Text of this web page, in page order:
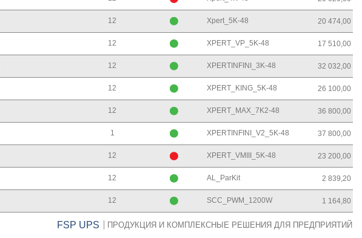
12 Xpert_5K-48 20 474,00
12 XPERT_VP_5K-48 17 510,00
12 XPERTINFINI_3K-48 32 032,00
12 XPERT_KING_5K-48 26 100,00
12 XPERT_MAX_7K2-48 36 800,00
1 XPERTINFINI_V2_5K-48 37 800,00
12 XPERT_VMIII_5K-48 23 200,00
12 AL_ParKit 2 839,20
12 SCC_PWM_1200W 1 164,80
ПРОДУКЦИЯ И КОМПЛЕКСНЫЕ РЕШЕНИЯ ДЛЯ ПРЕДПРИЯТИЙ
FSP UPS